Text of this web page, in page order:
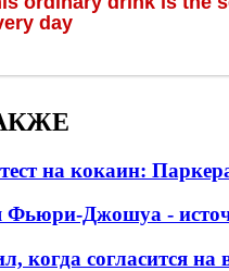
на кокаин:
Фьюри-Джошуа -
когда согласится